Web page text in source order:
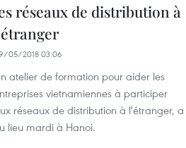
réseaux de distribution à
05/2018 03:06
atelier de formation pour aider les
vietnamiennes à participer
réseaux de distribution à l'étranger, a
lieu mardi à Hanoi.